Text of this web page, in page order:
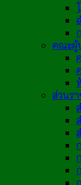
คณะผู้
ส่วนร